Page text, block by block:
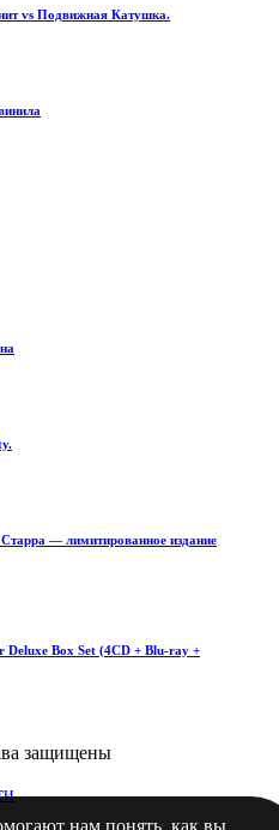
vs Подвижная Катушка.
— лимитированное издание
Box Set (4CD + Blu-ray +
защищены
нам понять, как вы